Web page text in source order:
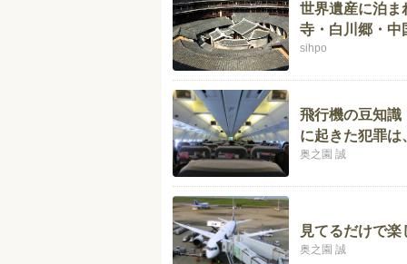
世界遺産に泊ま
寺・白川郷・中
sihpo
飛行機の豆知識
に起きた犯罪は
奥之園 誠
見てるだけで
奥之園 誠